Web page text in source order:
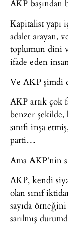
AKP
Kapitalist yapı
adalet arayan,
toplumun dini
ifade eden
Ve AKP şimdi
AKP artık çok
benzer
sınıfı inşa
parti…
Ama AKP’nin
AKP, kendi
olan sınıf
sayıda
sarılmış